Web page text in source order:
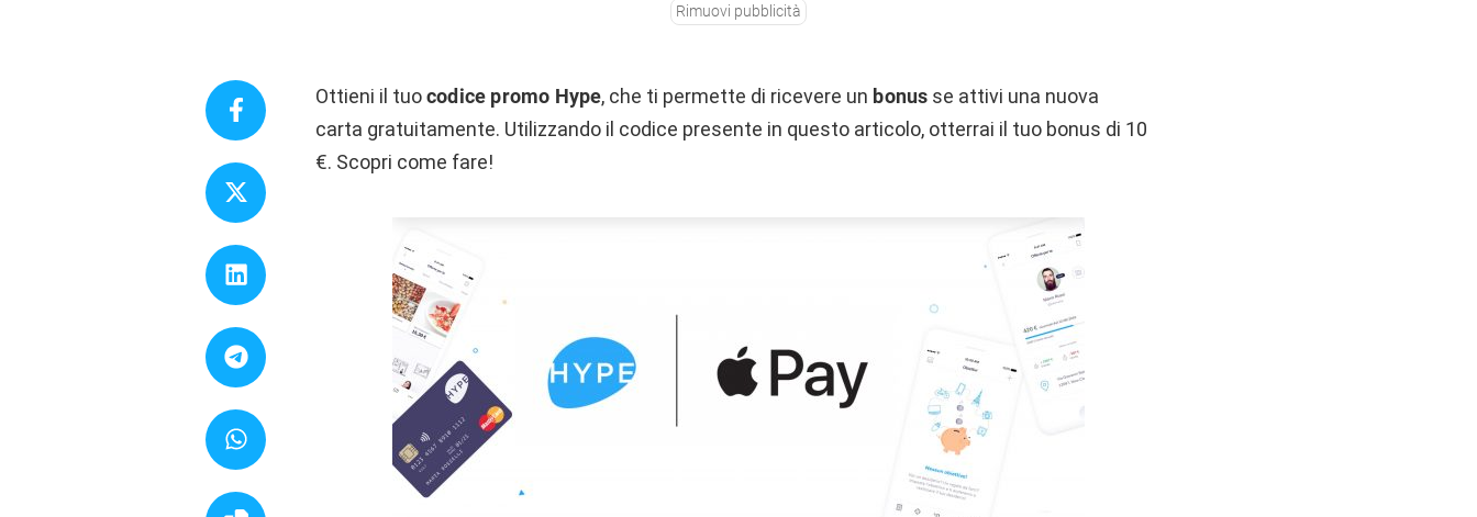
Rimuovi pubblicità
Ottieni il tuocodice promo Hype, che ti permette di ricevere un bonus se attivi una nuova
carta gratuitamente. Utilizzando il codice presente in questo articolo, otterrai il tuo bonus di 10
€. Scopri come fare!